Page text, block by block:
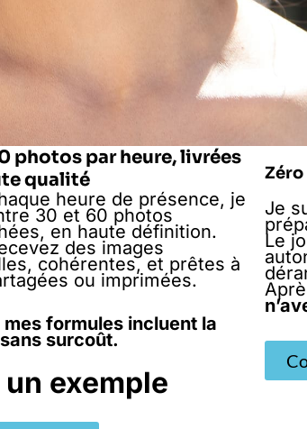
photos par heure, livrées
qualité
heure de présence, je
30 et 60 photos
en haute définition.
des images
cohérentes, et prêtes à
ou imprimées.
mes formules incluent la
surcoût.
exemple
Je
Le